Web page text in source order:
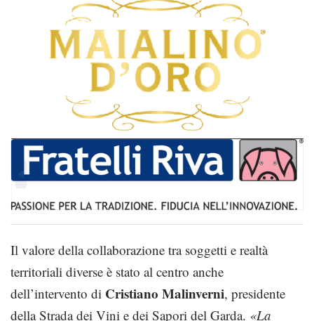
Il valore della collaborazione tra soggetti e realtà
territoriali diverse è stato al centro anche
dell’intervento di Cristiano Malinverni, presidente
della Strada dei Vini e dei Sapori del Garda. «La